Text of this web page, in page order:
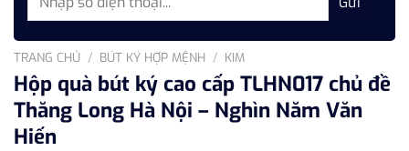
TRANG CHỦ / BÚT KÝ HỢP MỆNH / KIM
Hộp quà bút ký cao cấp TLHN017 chủ đề
Thăng Long Hà Nội – Nghìn Năm Văn
Hiến